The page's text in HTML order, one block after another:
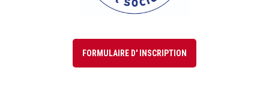
FORMULAIRE D' INSCRIPTION